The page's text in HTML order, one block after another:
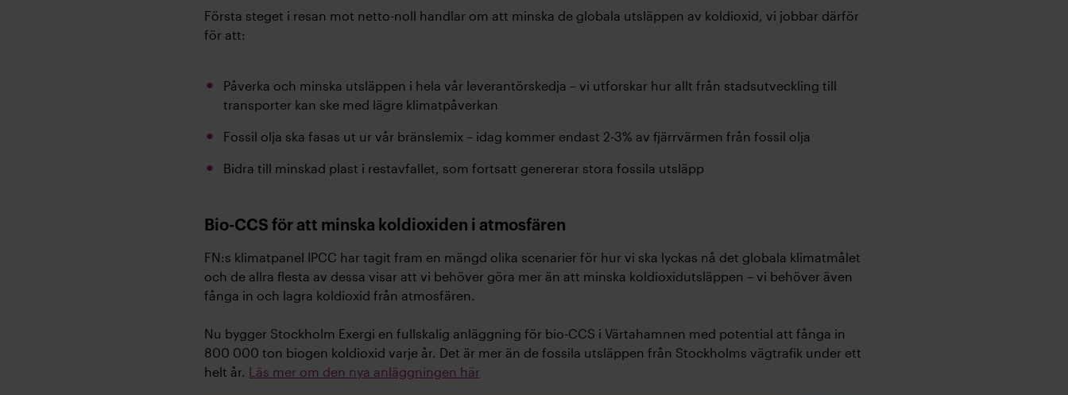
Första steget i resan mot netto-noll handlar om att minska de globala utsläppen av koldioxid, vi jobbar därför
för att:
Påverka och minska utsläppen i hela vår leverantörskedja – vi utforskar hur allt från stadsutveckling till
transporter kan ske med lägre klimatpåverkan
Fossil olja ska fasas ut ur vår bränslemix – idag kommer endast 2-3% av fjärrvärmen från fossil olja
Bidra till minskad plast i restavfallet, som fortsatt genererar stora fossila utsläpp
Bio-CCS för att minska koldioxiden i atmosfären
FN:s klimatpanel IPCC har tagit fram en mängd olika scenarier för hur vi ska lyckas nå det globala klimatmålet
och de allra flesta av dessa visar att vi behöver göra mer än att minska koldioxidutsläppen – vi behöver även
fånga in och lagra koldioxid från atmosfären.
Nu bygger Stockholm Exergi en fullskalig anläggning för bio-CCS i Värtahamnen med potential att fånga in
800 000 ton biogen koldioxid varje år. Det är mer än de fossila utsläppen från Stockholms vägtrafik under ett
helt år. Läs mer om den nya anläggningen här